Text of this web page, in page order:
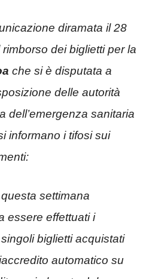
diramata il 28
dei biglietti per la
che si è disputata a
delle autorità
dell’emergenza sanitaria
informano i tifosi sui
settimana
essere effettuati i
biglietti acquistati
automatico su